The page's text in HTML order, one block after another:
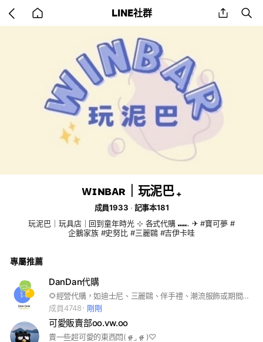
back
to
LINE社群 share
ᴡɪɴʙᴀʀ｜玩泥巴 ₊
成員1933
記事本181
玩泥巴｜玩具店｜回到童年時光 ⊹ 各式代購 ⑉⑉. ✈︎ #寶可夢 #
企鵝家族 #史努比 #三麗鷗 #吉伊卡哇
專屬推薦
DanDan代購
🌻經營代購，如迪士尼、三麗鷗、伴手禮、潮流服飾或期間特展限定商品等，開放許願 🌻國內外快閃連線 🌻只販售正版商品，所有商品皆為國內外正規店或網站購入 🌻單筆訂單金額滿1800元享有賣貨便下單免運！若購買商品過多、包裹體積過大可提供宅配 🌻入群後一定要先詳細閱讀重要貼文！ 🍀「DanDan客服」https://lin.ee/BEg9dv5
成員4748
剛剛
可愛販賣部oo.vw.oo
賣一些超可愛的東西悶( σ̴̶̷̤ .̫ σ̴̶̷̤ )♡